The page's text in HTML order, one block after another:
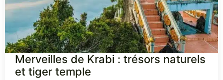
Merveilles de Krabi : trésors naturels
et tiger temple